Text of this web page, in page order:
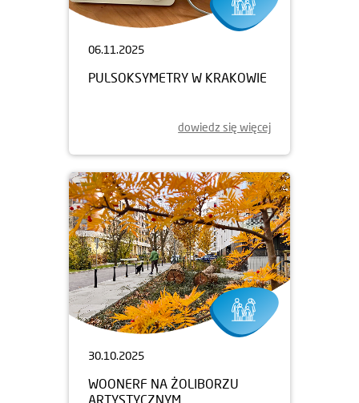
06.11.2025
PULSOKSYMETRY W KRAKOWIE
dowiedz się więcej
30.10.2025
WOONERF NA ŻOLIBORZU
ARTYSTYCZNYM